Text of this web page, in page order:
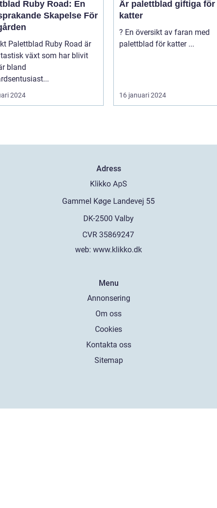
Ruby Road: En
Skapelse För
är
växt som har blivit
bland
2024
Är palettblad giftiga för
katter
? En översikt av faran med
palettblad för katter ...
16 januari 2024
Adress
web: www.klikko.dk
Menu
Annonsering
Om oss
Cookies
Kontakta oss
Sitemap